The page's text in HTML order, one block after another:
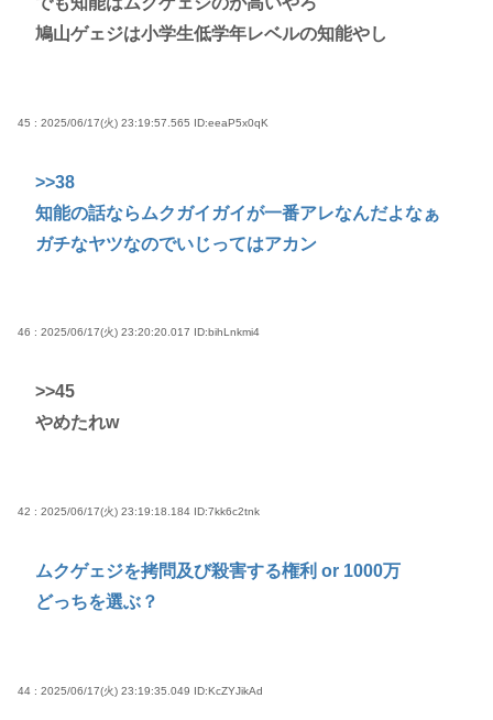
鳩山ゲェジは小学生低学年レベルの知能やし
45 : 2025/06/17(火) 23:19:57.565 ID:eeaP5x0qK
>>38
知能の話ならムクガイガイが一番アレなんだよなぁ
ガチなヤツなのでいじってはアカン
46 : 2025/06/17(火) 23:20:20.017 ID:bihLnkmi4
>>45
やめたれw
42 : 2025/06/17(火) 23:19:18.184 ID:7kk6c2tnk
ムクゲェジを拷問及び殺害する権利 or 1000万
どっちを選ぶ？
44 : 2025/06/17(火) 23:19:35.049 ID:KcZYJikAd